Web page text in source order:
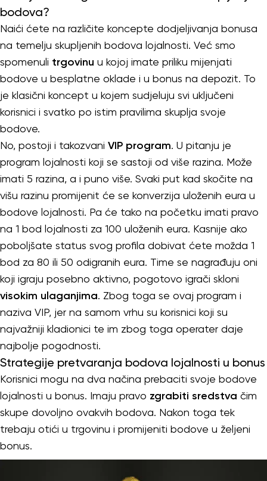
bodova?
Naići ćete na različite koncepte dodjeljivanja bonusa
na temelju skupljenih bodova lojalnosti. Već smo
spomenuli trgovinu u kojoj imate priliku mijenjati
bodove u besplatne oklade i u bonus na depozit. To
je klasični koncept u kojem sudjeluju svi uključeni
korisnici i svatko po istim pravilima skuplja svoje
bodove.
No, postoji i takozvani VIP program. U pitanju je
program lojalnosti koji se sastoji od više razina. Može
imati 5 razina, a i puno više. Svaki put kad skočite na
višu razinu promijenit će se konverzija uloženih eura u
bodove lojalnosti. Pa će tako na početku imati pravo
na 1 bod lojalnosti za 100 uloženih eura. Kasnije ako
poboljšate status svog profila dobivat ćete možda 1
bod za 80 ili 50 odigranih eura. Time se nagrađuju oni
koji igraju posebno aktivno, pogotovo igrači skloni
visokim ulaganjima. Zbog toga se ovaj program i
naziva VIP, jer na samom vrhu su korisnici koji su
najvažniji kladionici te im zbog toga operater daje
najbolje pogodnosti.
Strategije pretvaranja bodova lojalnosti u bonus
Korisnici mogu na dva načina prebaciti svoje bodove
lojalnosti u bonus. Imaju pravo zgrabiti sredstva čim
skupe dovoljno ovakvih bodova. Nakon toga tek
trebaju otići u trgovinu i promijeniti bodove u željeni
bonus.